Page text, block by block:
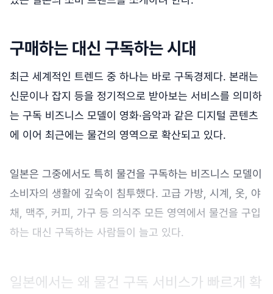
구매하는 대신 구독하는 시대
최근 세계적인 트렌드 중 하나는 바로 구독경제다. 본래는
신문이나 잡지 등을 정기적으로 받아보는 서비스를 의미하
는 구독 비즈니스 모델이 영화·음악과 같은 디지털 콘텐츠
에 이어 최근에는 물건의 영역으로 확산되고 있다.
일본은 그중에서도 특히 물건을 구독하는 비즈니스 모델이
소비자의 생활에 깊숙이 침투했다. 고급 가방, 시계, 옷, 야
채, 맥주, 커피, 가구 등 의식주 모든 영역에서 물건을 구입
하는 대신 구독하는 사람들이 늘고 있다.
일본에서는 왜 물건 구독 서비스가 빠르게 확